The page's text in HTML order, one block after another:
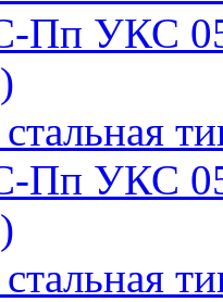
Пп УКС
Пп УКС